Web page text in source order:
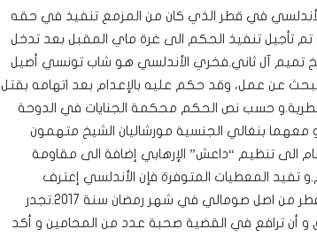
في قطر الذي كان من المزمع تنفيذ في حقه
صباح اليوم الخميس 25 فيفري 2021 إلا انه تم تأجيل تنفيذ الحكم الى غرة ماي المقبل بعد تدخل
تميم آل ثاني.فخري الأندلسي هو شاب تونسي أصيل
عن عمل، وقد حكم عليه بالإعدام بعد اتهامه بقتل
حسب نص الحكم محكمة الجنايات في الدوحة
بنغالي الجنسية مورشاليان الشيخ متهمون
الى تنظيم “داعش” الإرهابي إضافة الى مقاومة
المعطيات المتوفرة فإن الأندلسي إعترف
بإنتمائه الى تنظيم داعش بعد أن عمد إلى قتل عسكري قطر من اصل صومالي في شهر رمضان سنة 2017.تجدر
و أن ترافع في القضية صحبة عدد من المحامين و أكد